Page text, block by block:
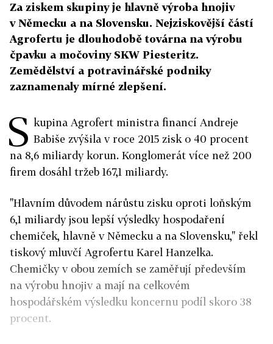
Za ziskem skupiny je hlavně výroba hnojiv
v Německu a na Slovensku. Nejziskovější částí
Agrofertu je dlouhodobě továrna na výrobu
čpavku a močoviny SKW Piesteritz.
Zemědělství a potravinářské podniky
zaznamenaly mírné zlepšení.
S kupina Agrofert ministra financí Andreje
Babiše zvýšila v roce 2015 zisk o 40 procent
na 8,6 miliardy korun. Konglomerát více než 200
firem dosáhl tržeb 167,1 miliardy.
"Hlavním důvodem nárůstu zisku oproti loňským
6,1 miliardy jsou lepší výsledky hospodaření
chemiček, hlavně v Německu a na Slovensku," řekl
tiskový mluvčí Agrofertu Karel Hanzelka.
Chemičky v obou zemích se zaměřují především
na výrobu hnojiv a mají na celkovém
hospodářském výsledku koncernu podíl skoro 38
procent.